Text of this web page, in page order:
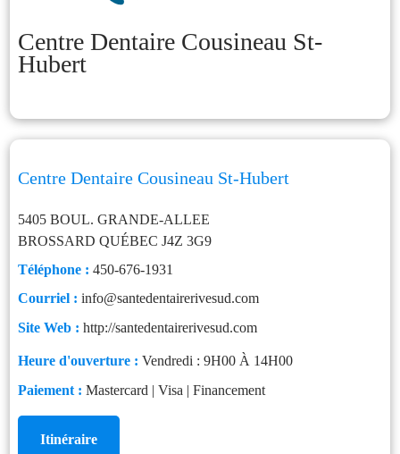
Centre Dentaire Cousineau St-
Hubert
Centre Dentaire Cousineau St-Hubert
5405 BOUL. GRANDE-ALLEE
BROSSARD QUÉBEC J4Z 3G9
Téléphone : 450-676-1931
Courriel : info@santedentairerivesud.com
Site Web : http://santedentairerivesud.com
Heure d'ouverture : Vendredi : 9H00 À 14H00
Paiement : Mastercard | Visa | Financement
Itinéraire